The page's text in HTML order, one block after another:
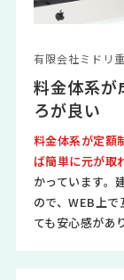
有限会社ミドリ
料金体系が
ろが良い
料金体系が定額
ば簡単に元が取
かっています。
ので、WEB上で
ても安心感があ